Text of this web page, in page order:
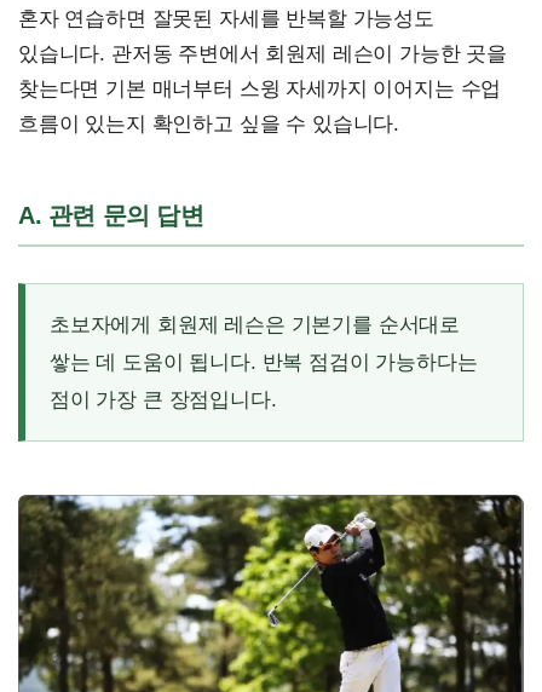
혼자 연습하면 잘못된 자세를 반복할 가능성도
있습니다. 관저동 주변에서 회원제 레슨이 가능한 곳을
찾는다면 기본 매너부터 스윙 자세까지 이어지는 수업
흐름이 있는지 확인하고 싶을 수 있습니다.
A. 관련 문의 답변
초보자에게 회원제 레슨은 기본기를 순서대로
쌓는 데 도움이 됩니다. 반복 점검이 가능하다는
점이 가장 큰 장점입니다.